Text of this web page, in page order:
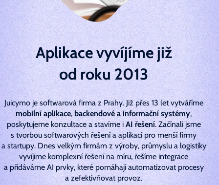
Aplikace vyvíjíme již
od roku 2013
Juicymo je softwarová firma z Prahy. Již přes 13 let vytváříme
mobilní aplikace, backendové a informační systémy,
poskytujeme konzultace a stavíme i AI řešení. Začínali jsme
s tvorbou softwarových řešení a aplikací pro menší firmy
a startupy. Dnes velkým firmám z výroby, průmyslu a logistiky
vyvíjíme komplexní řešení na míru, řešíme integrace
a přidáváme AI prvky, které pomáhají automatizovat procesy
a zefektivňovat provoz.